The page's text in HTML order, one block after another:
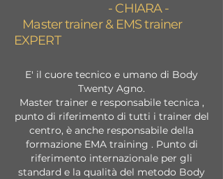
- CHIARA -
Master trainer& EMS trainer
EXPERT
E' il cuore tecnico e umano di Body
Twenty Agno.
Master trainer e responsabile tecnica ,
punto di riferimento di tutti i trainer del
centro, è anche responsabile della
formazione EMA training . Punto di
riferimento internazionale per gli
standard e la qualità del metodo Body